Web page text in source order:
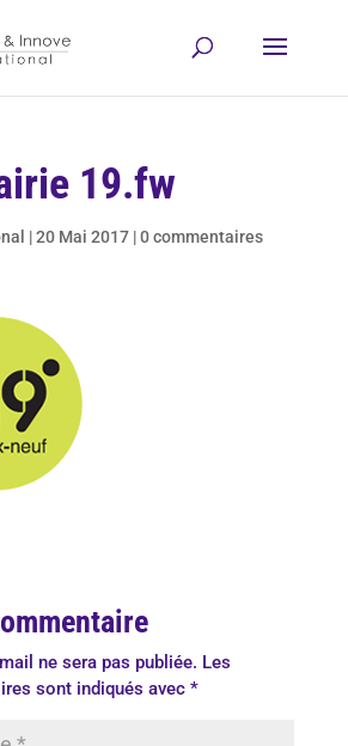
19.fw
|20 Mai 2017|0 commentaires
ne sera pas publiée. Les
sont indiqués avec *